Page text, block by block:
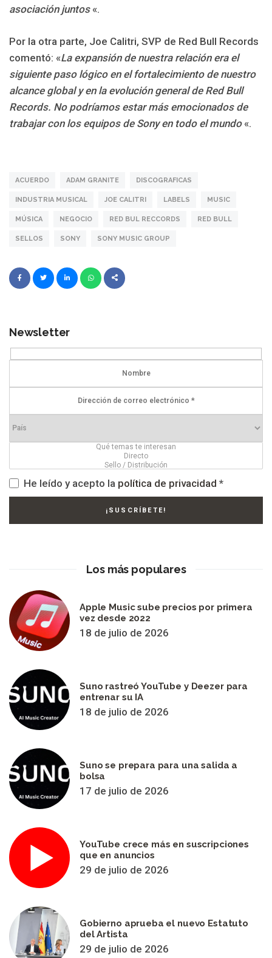
asociación juntos«.
Por la otra parte, Joe Calitri, SVP de Red Bull Records
comentó: «La expansión de nuestra relación era el
siguiente paso lógico en el fortalecimiento de nuestro
alcance global y en la evolución general de Red Bull
Records. No podríamos estar más emocionados de
trabajar con los equipos de Sony en todo el mundo«.
ACUERDO ADAM GRANITE DISCOGRAFICAS
INDUSTRIA MUSICAL JOE CALITRI LABELS MUSIC
MÚSICA NEGOCIO RED BUL RECCORDS RED BULL
SELLOS SONY SONY MUSIC GROUP
Newsletter
He leído y acepto la política de privacidad *
Los más populares
Apple Music sube precios por primera
vez desde 2022
18 de julio de 2026
Suno rastreó YouTube y Deezer para
entrenar su IA
18 de julio de 2026
Suno se prepara para una salida a
bolsa
17 de julio de 2026
YouTube crece más en suscripciones
que en anuncios
29 de julio de 2026
Gobierno aprueba el nuevo Estatuto
del Artista
29 de julio de 2026